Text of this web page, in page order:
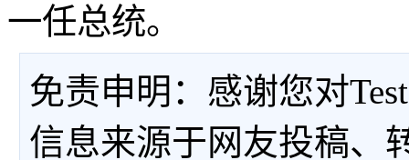
一任总统。
免责申明：感谢您对
信息来源于网友投稿、